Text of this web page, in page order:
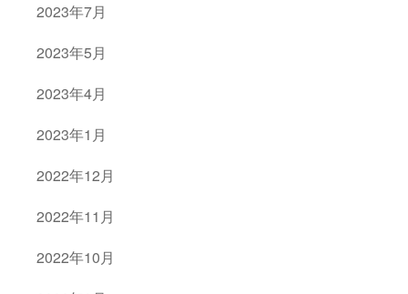
2023年7月
2023年5月
2023年4月
2023年1月
2022年12月
2022年11月
2022年10月